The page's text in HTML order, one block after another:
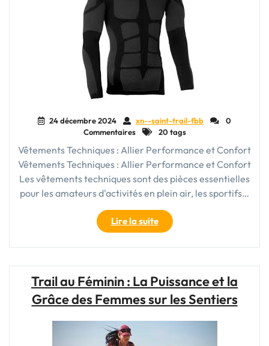
Toutes
Vos
Aventures"
24 décembre 2024 xn--saint-trail-fbb
0
Commentaires
20 tags
Vêtements Techniques : Allier Performance et Confort
Vêtements Techniques : Allier Performance et Confort
Les vêtements techniques sont des pièces essentielles
pour les amateurs d'activités en plein air, les sportifs…
Lire la suite"Le
Guide
Ultime
Techniques
pour
Trail au Féminin : La Puissance et la
Grâce des Femmes sur les Sentiers